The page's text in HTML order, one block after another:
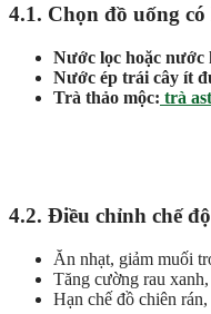
4.1. Chọn đồ uống
Nước lọc hoặc nước
Nước ép trái cây ít
Trà thảo mộc: trà
4.2. Điều chỉnh chế
Ăn nhạt, giảm muối
Tăng cường rau
Hạn chế đồ chiên